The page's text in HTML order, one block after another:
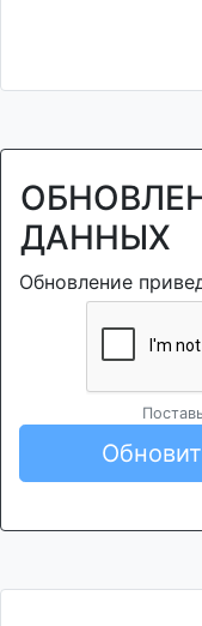
ДАННЫХ
Обновление